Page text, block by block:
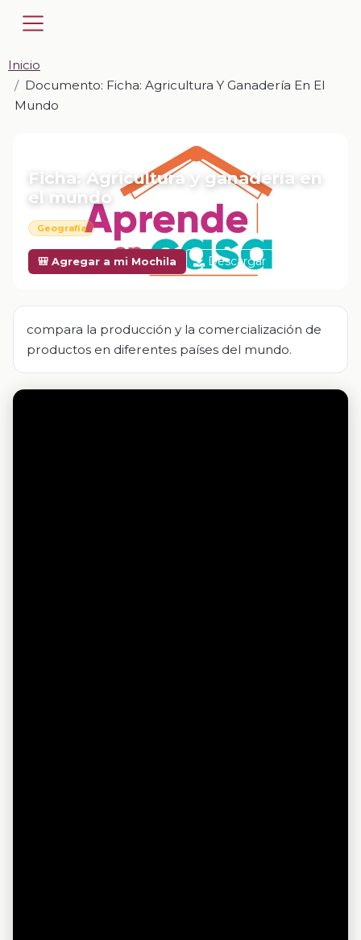
Inicio
Documento: Ficha: Agricultura Y Ganadería En El
Mundo
Ficha: Agricultura y ganadería en
el mundo
Geografía
🎒 Agregar a mi Mochila Descargar
compara la producción y la comercialización de
productos en diferentes países del mundo.